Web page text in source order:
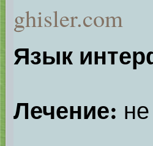
ghisler.com
Язык
Лечение: